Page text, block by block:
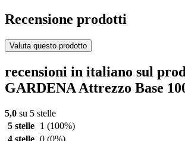
Recensione prodotti
Valuta questo prodotto
recensioni in italiano sul
GARDENA Attrezzo Base
5,0 su 5 stelle
5 stelle
1 (100%)
4 stelle 0 (0%)